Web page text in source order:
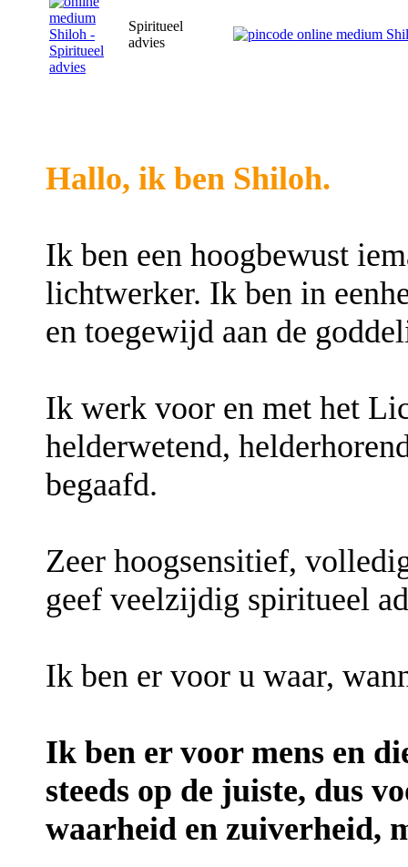
Spiritueel
advies
Hallo, ik ben Shiloh.
Ik ben een hoogbewust
lichtwerker. Ik ben in
en toegewijd aan de
Ik werk voor en met het
helderwetend,
begaafd.
Zeer hoogsensitief,
geef veelzijdig spiritueel
Ik ben er voor u waar,
Ik ben er voor mens en
steeds op de juiste, dus
waarheid en zuiverheid,